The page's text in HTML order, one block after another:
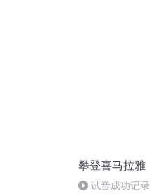
攀登喜马拉雅
试音成功记录